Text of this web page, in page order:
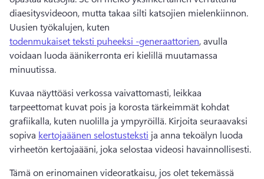
Uusien työkalujen, kuten
todenmukaiset teksti puheeksi -generaattorien, avulla
voidaan luoda äänikerronta eri kielillä muutamassa
minuutissa.
Kuvaa näyttöäsi verkossa vaivattomasti, leikkaa
tarpeettomat kuvat pois ja korosta tärkeimmät kohdat
grafiikalla, kuten nuolilla ja ympyröillä. Kirjoita seuraavaksi
sopiva kertojaäänen selostusteksti ja anna tekoälyn luoda
virheetön kertojaääni, joka selostaa videosi havainnollisesti.
Tämä on erinomainen videoratkaisu, jos olet tekemässä